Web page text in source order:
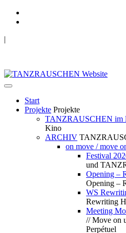
|
Start
Projekte Projekte
TANZRAUSCHEN im
Kino
ARCHIV
on move / move
Festival
und
Opening –
Opening –
WS
Rewriting
Meeting
// Move on
Perpétuel